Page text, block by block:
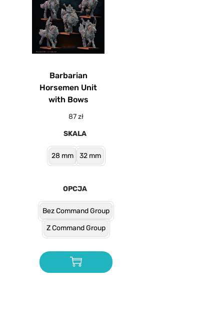
Barbarian
Horsemen Unit
with Bows
87zł
SKALA
28 mm 32 mm
OPCJA
Bez Command Group
Z Command Group